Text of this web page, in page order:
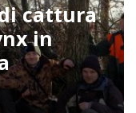
cattura
in